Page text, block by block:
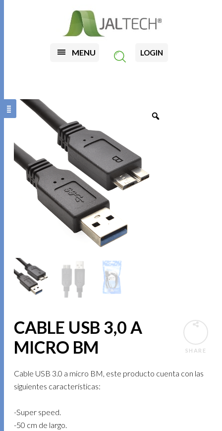
MENU LOGIN
SHARE
CABLE USB 3,0 A
MICRO BM
Cable USB 3.0 a micro BM, este producto cuenta con las
siguientes características:
-Super speed.
-50 cm de largo.